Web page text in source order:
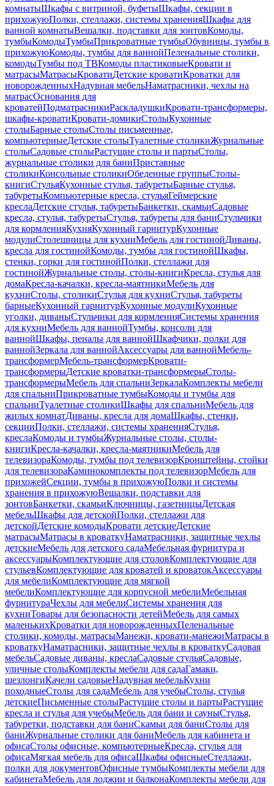
комнатыШкафы с витриной, буфетыШкафы, секции в
прихожуюПолки, стеллажи, системы храненияШкафы для
ванной комнатыВешалки, подставки для зонтовКомоды,
тумбыКомодыТумбыПрикроватные тумбыОбувницы, тумбы в
прихожуюКомоды, тумбы для ваннойПеленальные столики,
комодыТумбы под ТВКомоды пластиковыеКровати и
матрасыМатрасыКроватиДетские кроватиКроватки для
новорожденныхНадувная мебельНаматрасники, чехлы на
матрасОснования для
кроватейПодматрасникиРаскладушкиКровати-трансформеры,
шкафы-кроватиКровати-домикиСтолыКухонные
столыБарные столыСтолы письменные,
компьютерныеДетские столыТуалетные столикиЖурнальные
столыСадовые столыРастущие столы и партыСтолы,
журнальные столики для баниПриставные
столикиКонсольные столикиОбеденные группыСтолы-
книгиСтульяКухонные стулья, табуретыБарные стулья,
табуретыКомпьютерные кресла, стульяГеймерские
креслаДетские стулья, табуретыБанкетки, скамьиСадовые
кресла, стулья, табуретыСтулья, табуреты для баниСтульчики
для кормленияКухняКухонный гарнитурКухонные
модулиСтолешницы для кухниМебель для гостинойДиваны,
кресла для гостинойКомоды, тумбы для гостинойШкафы,
стенки, горки для гостинойПолки, стеллажи для
гостинойЖурнальные столы, столы-книгиКресла, стулья для
домаКресла-качалки, кресла-маятникиМебель для
кухниСтолы, столикиСтулья для кухниСтулья, табуреты
барныеКухонный гарнитурКухонные модулиКухонные
уголки, диваныСтульчики для кормленияСистемы хранения
для кухниМебель для ваннойТумбы, консоли для
ваннойШкафы, пеналы для ваннойШкафчики, полки для
ваннойЗеркала для ваннойАксессуары для ваннойМебель-
трансформерМебель-трансформерКровати-
трансформерыДетские кроватки-трансформерыСтолы-
трансформерыМебель для спальниЗеркалаКомплекты мебели
для спальниПрикроватные тумбыКомоды и тумбы для
спальниТуалетные столикиШкафы для спальниМебель для
жилых комнатДиваны, кресла для домаШкафы, стенки,
секцииПолки, стеллажи, системы храненияСтулья,
креслаКомоды и тумбыЖурнальные столы, столы-
книгиКресла-качалки, кресла-маятникиМебель для
телевизораКомоды, тумбы под телевизорКронштейны, стойки
для телевизораКаминокомплекты под телевизорМебель для
прихожейСекции, тумбы в прихожуюПолки и системы
хранения в прихожуюВешалки, подставки для
зонтовБанкетки, скамьиКлючницы, газетницыДетская
мебельШкафы для детскойПолки, стеллажи для
детскойДетские комодыКровати детскиеДетские
матрасыМатрасы в кроваткуНаматрасники, защитные чехлы
детскиеМебель для детского садаМебельная фурнитура и
аксессуарыКомплектующие для столовКомплектующие для
стульевКомплектующие для кроватей и кроватокАксессуары
для мебелиКомплектующие для мягкой
мебелиКомплектующие для корпусной мебелиМебельная
фурнитураЧехлы для мебелиСистемы хранения для
кухниТовары для безопасности детейМебель для самых
маленькихКроватки для новорожденныхПеленальные
столики, комоды, матрасыМанежи, кровати-манежиМатрасы в
кроваткуНаматрасники, защитные чехлы в кроваткуСадовая
мебельСадовые диваны, креслаСадовые стульяСадовые,
уличные столыКомплекты мебели для садаГамаки,
шезлонгиКачели садовыеНадувная мебельКухни
походныеСтолы для садаМебель для учебыСтолы, стулья
детскиеПисьменные столыРастущие столы и партыРастущие
кресла и стулья для учебыМебель для бани и сауныСтулья,
табуретки, подставки для баниСкамьи для баниСтолы для
баниЖурнальные столики для баниМебель для кабинета и
офисаСтолы офисные, компьютерныеКресла, стулья для
офисаМягкая мебель для офисаШкафы офисныеСтеллажи,
полки для документовОфисные тумбыКомплекты мебели для
кабинетаМебель для лоджии и балконаКомплекты мебели для